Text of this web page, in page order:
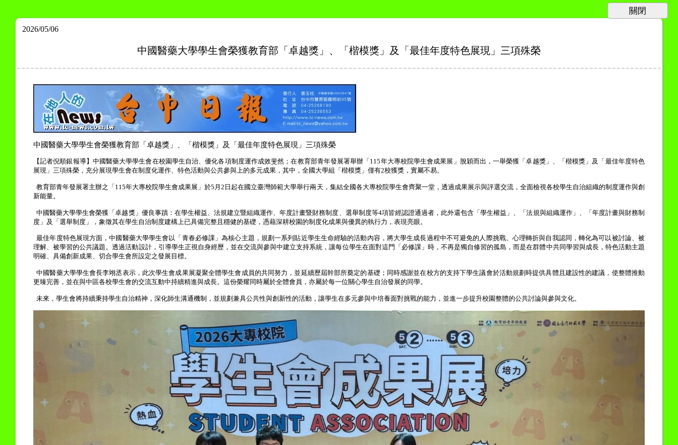
2026/05/06
中國醫藥大學學生會榮獲教育部「卓越獎」、「楷模獎」及「最佳年度特色展現」三項殊榮
中國醫藥大學學生會榮獲教育部「卓越獎」、「楷模獎」及「最佳年度特色展現」三項殊榮
【記者倪順銀報導】中國醫藥大學學生會在校園學生自治、優化各項制度運作成效斐然；在教育部青年發展署舉辦「 115年大專校院學生會成果展」脫穎而出，一舉榮獲「卓越獎」、「楷模獎」及「最佳年度特色
展現」三項殊榮，充分展現學生會在制度化運作、特色活動與公共參與上的多元成果，其中，全國大學組「楷模獎」僅有2校獲獎，實屬不易。
教育部青年發展署主辦之「 115年大專校院學生會成果展」於5 月2 日起在國立臺灣師範大學舉行兩天，集結全國各大專校院學生會齊聚一堂，透過成果展示與評選交流，全面檢視各校學生自治組織的制度運作與創
新能量。
中國醫藥大學學生會榮獲「卓越獎」優良事蹟：在學生權益、法規建立暨組織運作、年度計畫暨財務制度、選舉制度等4項皆經認證通過者，此外還包含「學生權益」、「法規與組織運作」、「年度計畫與財務制
度」及「選舉制度」，象徵其在學生自治制度建構上已具備完整且穩健的基礎，憑藉深耕校園的制度化成果與優異的執行力，表現亮眼。
最佳年度特色展現方面，中國醫藥大學學生會以「青春必修課」為核心主題，規劃一系列貼近學生生命經驗的活動內容，將大學生成長過程中不可避免的人際挑戰、心理轉折與自我認同，轉化為可以被討論、被
理解、被學習的公共議題。透過活動設計，引導學生正視自身經歷，並在交流與參與中建立支持系統，讓每位學生在面對這門「必修課」時，不再是獨自修習的孤島，而是在群體中共同學習與成長，特色活動主題
明確、具備創新成果、切合學生會所設定之發展目標。
中國醫藥大學學生會長李翊丞表示，此次學生會成果展凝聚全體學生會成員的共同努力，並延續歷屆幹部所奠定的基礎；同時感謝並在校方的支持下學生議會於活動規劃時提供具體且建設性的建議，使整體推動
更臻完善，並在與中區各校學生會的交流互動中持續精進與成長。這份榮耀同時屬於全體會員，亦屬於每一位關心學生自治發展的同學。
未來，學生會將持續秉持學生自治精神，深化師生溝通機制，並規劃兼具公共性與創新性的活動，讓學生在多元參與中培養面對挑戰的能力，並進一步提升校園整體的公共討論與參與文化。